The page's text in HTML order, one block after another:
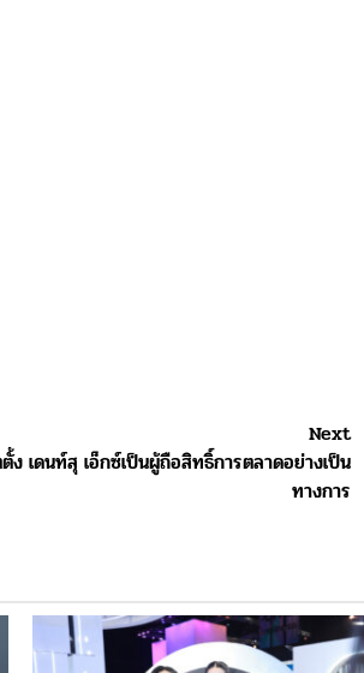
Next
เดนท์สุ เอ็กซ์เป็นผู้ถือสิทธิ์การตลาดอย่างเป็น
ทางการ